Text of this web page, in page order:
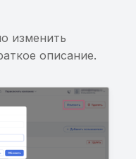
Activity
URL
произвольных данных
контексте WebView
Обнаружены
доступные извне
«внутренние домены»,
заданные для поиска
изменить
описание.